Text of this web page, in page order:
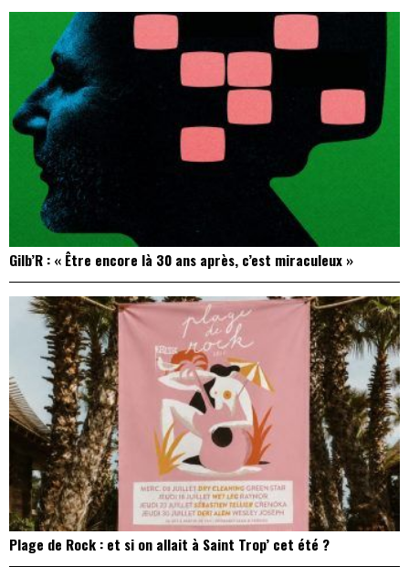
Gilb’R : « Être encore là 30 ans après, c’est miraculeux »
Plage de Rock : et si on allait à Saint Trop’ cet été ?